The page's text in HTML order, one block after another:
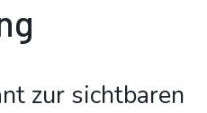
zur sichtbaren